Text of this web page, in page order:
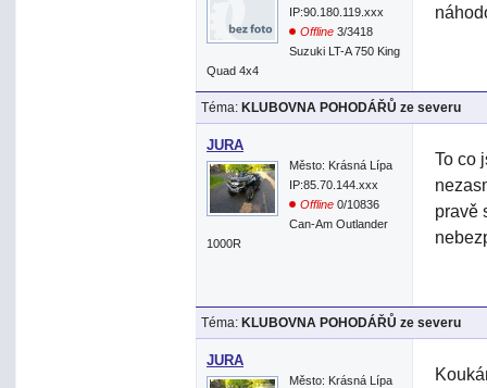
IP:90.180.119.xxx
Offline 3/3418
Suzuki LT-A 750 King
Quad 4x4
Téma: KLUBOVNA POHODÁŘŮ ze severu
JURA
Město: Krásná Lípa
IP:85.70.144.xxx
Offline 0/10836
Can-Am Outlander
1000R
To co
pravě
Téma: KLUBOVNA POHODÁŘŮ ze severu
JURA
Město: Krásná Lípa